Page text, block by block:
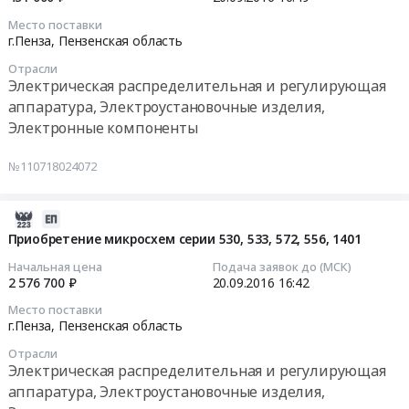
Место поставки
г.Пенза, Пензенская область
Отрасли
Электрическая распределительная и регулирующая
аппаратура, Электроустановочные изделия,
Электронные компоненты
№110718024072
Приобретение микросхем серии 530, 533, 572, 556, 1401
Начальная цена
2 576 700 ₽
Подача заявок до (МСК)
20.09.2016 16:42
Место поставки
г.Пенза, Пензенская область
Отрасли
Электрическая распределительная и регулирующая
аппаратура, Электроустановочные изделия,